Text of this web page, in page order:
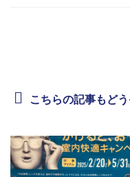
こちらの記事もど